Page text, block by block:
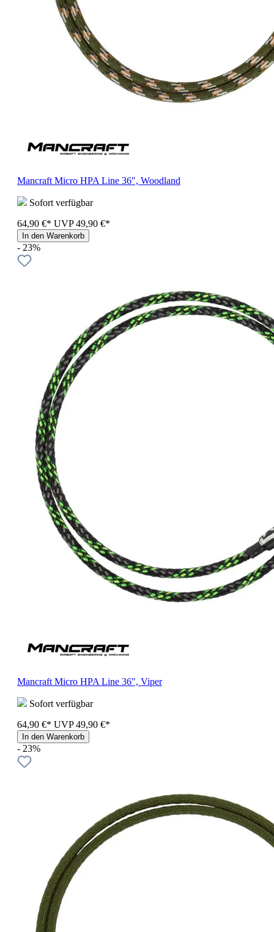
Mancraft Micro HPA Line 36", Woodland
Sofort verfügbar
64,90 €* UVP 49,90 €*
In den Warenkorb
- 23%
Mancraft Micro HPA Line 36", Viper
Sofort verfügbar
64,90 €* UVP 49,90 €*
In den Warenkorb
- 23%